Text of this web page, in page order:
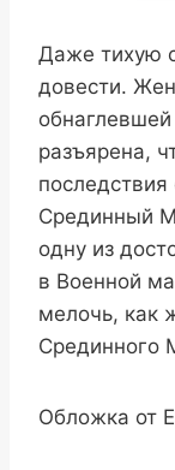
Даже тихую
довести.
разъярена,
Срединный
одну из
в Военной
мелочь, как
Срединного
Обложка от